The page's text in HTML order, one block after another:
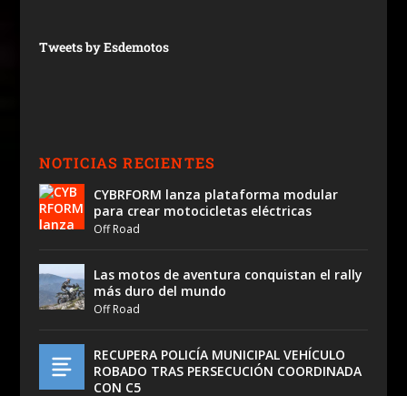
Tweets by Esdemotos
NOTICIAS RECIENTES
CYBRFORM lanza plataforma modular
para crear motocicletas eléctricas
Off Road
Las motos de aventura conquistan el rally
más duro del mundo
Off Road
RECUPERA POLICÍA MUNICIPAL VEHÍCULO
ROBADO TRAS PERSECUCIÓN COORDINADA
CON C5